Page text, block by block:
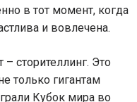
в тот момент, когда
и вовлечена.
сторителлинг. Это
только гигантам
Кубок мира во